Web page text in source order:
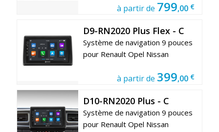
à partir de 799,00 €
D9-RN2020 Plus Flex - C
Système de navigation 9 pouces
pour Renault Opel Nissan
à partir de 399,00 €
D10-RN2020 Plus - C
Système de navigation 9 pouces
pour Renault Opel Nissan